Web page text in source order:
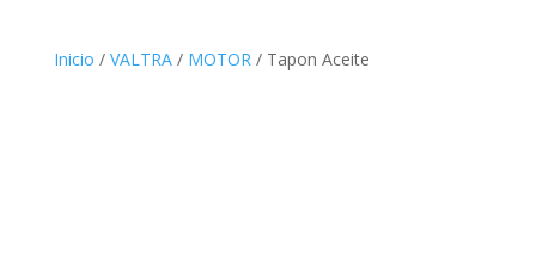
Inicio / VALTRA/ MOTOR/ Tapon Aceite